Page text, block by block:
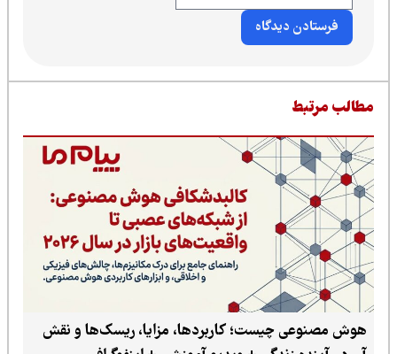
مرتبط
هوش مصنوعی چیست؛ کاربردها، مزایا، ریسک‌ها و نقش